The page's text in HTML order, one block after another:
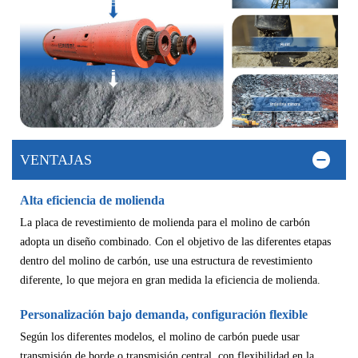
VENTAJAS
Alta eficiencia de molienda
La placa de revestimiento de molienda para el molino de carbón
adopta un diseño combinado. Con el objetivo de las diferentes etapas
dentro del molino de carbón, use una estructura de revestimiento
diferente, lo que mejora en gran medida la eficiencia de molienda.
Personalización bajo demanda, configuración flexible
Según los diferentes modelos, el molino de carbón puede usar